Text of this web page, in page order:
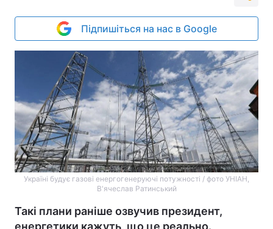
Підпишіться на нас в Google
Україні будує газові енергогенеруючі потужності / ​​​​​​фото УНІАН,
В'ячеслав Ратинський
Такі плани раніше озвучив президент,
енергетики кажуть, що це реально.